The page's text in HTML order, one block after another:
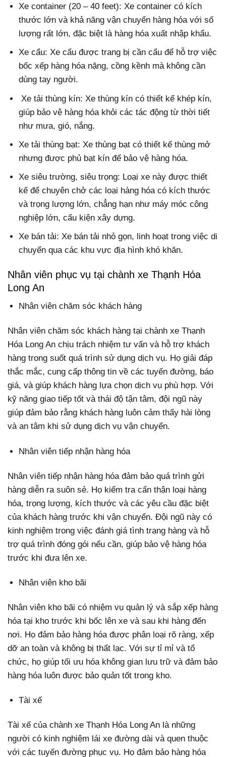
Xe container (20 – 40 feet): Xe container có kích
thước lớn và khả năng vận chuyển hàng hóa với số
lượng rất lớn, đặc biệt là hàng hóa xuất nhập khẩu.
Xe cẩu: Xe cẩu được trang bị cần cẩu để hỗ trợ việc
bốc xếp hàng hóa nặng, cồng kềnh mà không cần
dùng tay người.
Xe tải thùng kín: Xe thùng kín có thiết kế khép kín,
giúp bảo vệ hàng hóa khỏi các tác động từ thời tiết
như mưa, gió, nắng.
Xe tải thùng bạt: Xe thùng bạt có thiết kế thùng mở
nhưng được phủ bạt kín để bảo vệ hàng hóa.
Xe siêu trường, siêu trọng: Loại xe này được thiết
kế để chuyên chở các loại hàng hóa có kích thước
và trọng lượng lớn, chẳng hạn như máy móc công
nghiệp lớn, cấu kiện xây dựng.
Xe bán tải: Xe bán tải nhỏ gọn, linh hoạt trong việc di
chuyển qua các khu vực địa hình khó khăn.
Nhân viên phục vụ tại chành xe Thạnh Hóa
Long An
Nhân viên chăm sóc khách hàng
Nhân viên chăm sóc khách hàng tại chành xe Thạnh
Hóa Long An chịu trách nhiệm tư vấn và hỗ trợ khách
hàng trong suốt quá trình sử dụng dịch vụ. Họ giải đáp
thắc mắc, cung cấp thông tin về các tuyến đường, báo
giá, và giúp khách hàng lựa chọn dịch vụ phù hợp. Với
kỹ năng giao tiếp tốt và thái độ tận tâm, đội ngũ này
giúp đảm bảo rằng khách hàng luôn cảm thấy hài lòng
và an tâm khi sử dụng dịch vụ vận chuyển.
Nhân viên tiếp nhận hàng hóa
Nhân viên tiếp nhận hàng hóa đảm bảo quá trình gửi
hàng diễn ra suôn sẻ. Họ kiểm tra cẩn thận loại hàng
hóa, trọng lượng, kích thước và các yêu cầu đặc biệt
của khách hàng trước khi vận chuyển. Đội ngũ này có
kinh nghiệm trong việc đánh giá tình trạng hàng và hỗ
trợ quá trình đóng gói nếu cần, giúp bảo vệ hàng hóa
trước khi đưa lên xe.
Nhân viên kho bãi
Nhân viên kho bãi có nhiệm vụ quản lý và sắp xếp hàng
hóa tại kho trước khi bốc lên xe và sau khi hàng đến
nơi. Họ đảm bảo hàng hóa được phân loại rõ ràng, xếp
dỡ an toàn và không bị thất lạc. Với sự tỉ mỉ và tổ
chức, họ giúp tối ưu hóa không gian lưu trữ và đảm bảo
hàng hóa luôn được bảo quản tốt trong kho.
Tài xế
Tài xế của chành xe Thạnh Hóa Long An là những
người có kinh nghiệm lái xe đường dài và quen thuộc
với các tuyến đường phục vụ. Họ đảm bảo hàng hóa